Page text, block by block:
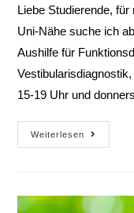
Liebe Studierende,
Uni-Nähe suche ich
Aushilfe für
15-19 Uhr und
Weiterlesen